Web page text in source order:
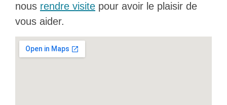
nous rendre visite pour avoir le plaisir de
vous aider.